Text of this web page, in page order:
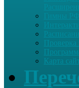
Гимны
Проверка
Карта